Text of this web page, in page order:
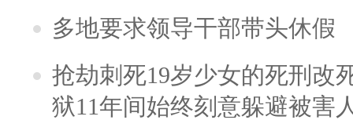
多地要求领导干部带头休假
抢劫刺死19岁少女的死刑改
狱11年间始终刻意躲避被害